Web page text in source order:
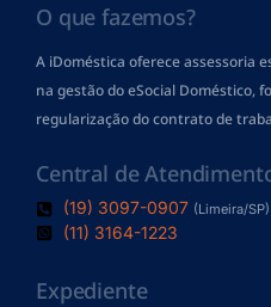
O que fazemos?
A iDoméstica oferece assessoria
na gestão do eSocial Doméstico,
regularização do contrato de
Central de
(19) 3097-0907 (Limeira/SP)
(11) 3164-1223
Expediente